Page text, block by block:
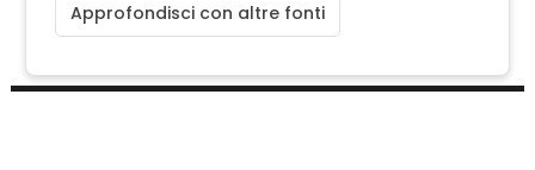
Approfondisci con altre fonti